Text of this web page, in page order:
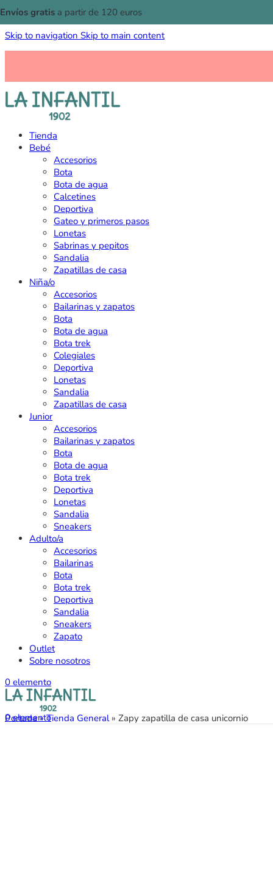
Skip to navigation Skip to main content
Envíos gratis a partir de 120 euros
Tienda
Bebé
Accesorios
Bota
Bota de agua
Calcetines
Deportiva
Gateo y primeros pasos
Lonetas
Sabrinas y pepitos
Sandalia
Zapatillas de casa
Niña/o
Accesorios
Bailarinas y zapatos
Bota
Bota de agua
Bota trek
Colegiales
Deportiva
Lonetas
Sandalia
Zapatillas de casa
Junior
Accesorios
Bailarinas y zapatos
Bota
Bota de agua
Bota trek
Deportiva
Lonetas
Sandalia
Sneakers
Adulto/a
Accesorios
Bailarinas
Bota
Bota trek
Deportiva
Sandalia
Sneakers
Zapato
Outlet
Sobre nosotros
0 elemento
0elemento
Portada»Tienda General» Zapy zapatilla de casa unicornio